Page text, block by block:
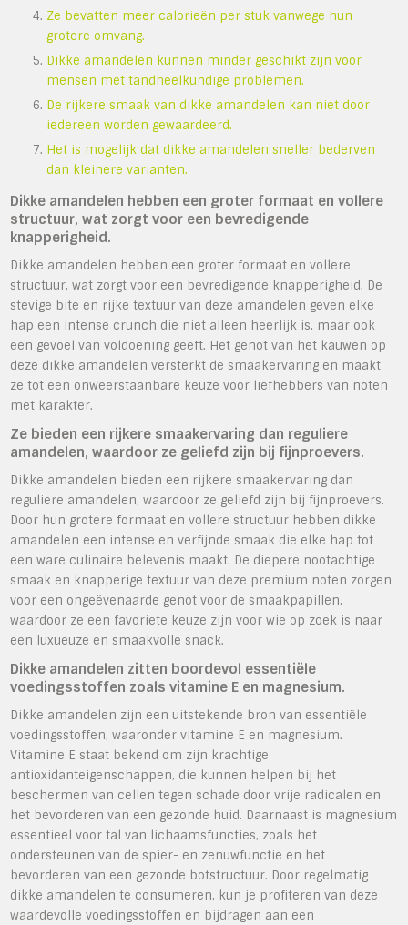
Ze bevatten meer calorieën per stuk vanwege hun
grotere omvang.
Dikke amandelen kunnen minder geschikt zijn voor
mensen met tandheelkundige problemen.
De rijkere smaak van dikke amandelen kan niet door
iedereen worden gewaardeerd.
Het is mogelijk dat dikke amandelen sneller bederven
dan kleinere varianten.
Dikke amandelen hebben een groter formaat en vollere
structuur, wat zorgt voor een bevredigende
knapperigheid.
Dikke amandelen hebben een groter formaat en vollere
structuur, wat zorgt voor een bevredigende knapperigheid. De
stevige bite en rijke textuur van deze amandelen geven elke
hap een intense crunch die niet alleen heerlijk is, maar ook
een gevoel van voldoening geeft. Het genot van het kauwen op
deze dikke amandelen versterkt de smaakervaring en maakt
ze tot een onweerstaanbare keuze voor liefhebbers van noten
met karakter.
Ze bieden een rijkere smaakervaring dan reguliere
amandelen, waardoor ze geliefd zijn bij fijnproevers.
Dikke amandelen bieden een rijkere smaakervaring dan
reguliere amandelen, waardoor ze geliefd zijn bij fijnproevers.
Door hun grotere formaat en vollere structuur hebben dikke
amandelen een intense en verfijnde smaak die elke hap tot
een ware culinaire belevenis maakt. De diepere nootachtige
smaak en knapperige textuur van deze premium noten zorgen
voor een ongeëvenaarde genot voor de smaakpapillen,
waardoor ze een favoriete keuze zijn voor wie op zoek is naar
een luxueuze en smaakvolle snack.
Dikke amandelen zitten boordevol essentiële
voedingsstoffen zoals vitamine E en magnesium.
Dikke amandelen zijn een uitstekende bron van essentiële
voedingsstoffen, waaronder vitamine E en magnesium.
Vitamine E staat bekend om zijn krachtige
antioxidanteigenschappen, die kunnen helpen bij het
beschermen van cellen tegen schade door vrije radicalen en
het bevorderen van een gezonde huid. Daarnaast is magnesium
essentieel voor tal van lichaamsfuncties, zoals het
ondersteunen van de spier- en zenuwfunctie en het
bevorderen van een gezonde botstructuur. Door regelmatig
dikke amandelen te consumeren, kun je profiteren van deze
waardevolle voedingsstoffen en bijdragen aan een